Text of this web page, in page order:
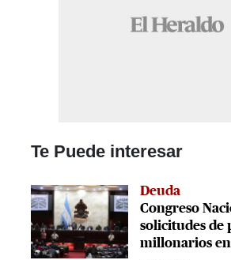
Te Puede interesar
Deuda
Congreso
solicitudes de
millonarios